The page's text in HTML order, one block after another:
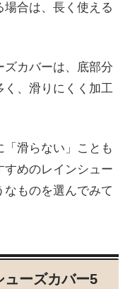
合は、長く使える
カバーは、底部分
く、滑りにくく加工
滑らない」ことも
めのレインシュー
ものを選んでみて
ューズカバー5